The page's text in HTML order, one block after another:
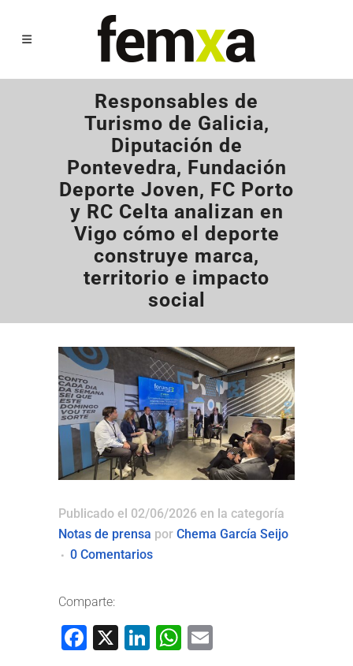
Responsables de
Turismo de Galicia,
Diputación de
Pontevedra, Fundación
Deporte Joven, FC Porto
y RC Celta analizan en
Vigo cómo el deporte
construye marca,
territorio e impacto
social
Publicado el 02/06/2026 en la categoría
Notas de prensa por Chema García Seijo
0 Comentarios
Comparte:
Facebook
X LinkedIn
WhatsApp